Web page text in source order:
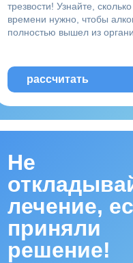
трезвости! Узнайте, сколько
времени нужно, чтобы
полностью вышел из
рассчитать
Не
лечение,
приняли
решение!